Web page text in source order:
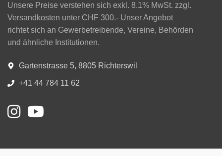
Unsere Preise verstehen sich exkl. 8.1% MwSt. zzgl.
Versandkosten unter CHF 300.- Unser Angebot
richtet sich an Gewerbetreibende, Vereine, Behörden
und ähnliche Institutionen.
Gartenstrasse 5, 8805 Richterswil
+41 44 784 11 62